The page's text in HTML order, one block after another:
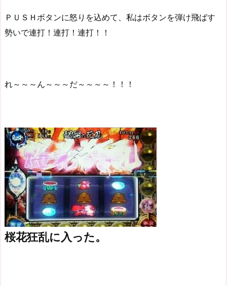
ＰＵＳＨボタンに怒りを込めて、私はボタンを弾け飛ばす
勢いで連打！連打！連打！！
れ～～～ん～～～だ～～～～！！！
桜花狂乱に入った。